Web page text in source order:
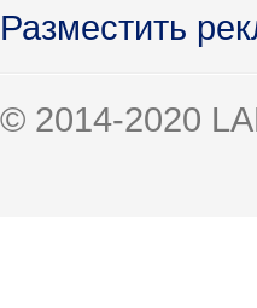
Разместить
© 2014-2020